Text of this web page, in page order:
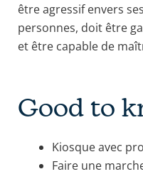
être agressif envers
personnes, doit être
et être capable de
Good to
Kiosque avec
Faire une